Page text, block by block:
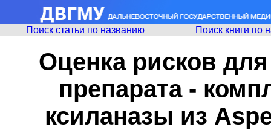
Поиск статьи по названию Поиск книги по
Оценка рисков
препарата -
ксиланазы из